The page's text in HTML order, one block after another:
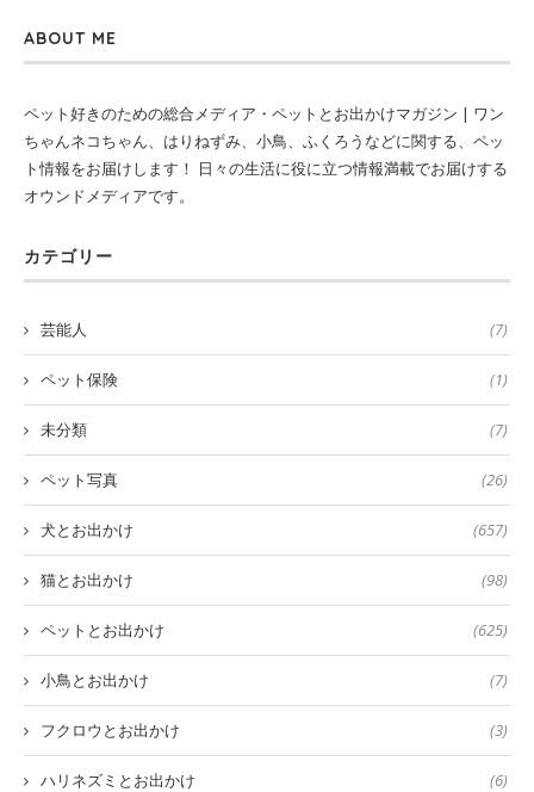
ABOUT ME
ペット好きのための総合メディア・ペットとお出かけマガジン | ワン
ちゃんネコちゃん、はりねずみ、小鳥、ふくろうなどに関する、ペッ
ト情報をお届けします！ 日々の生活に役に立つ情報満載でお届けする
オウンドメディアです。
カテゴリー
芸能人 (7)
ペット保険 (1)
未分類 (7)
ペット写真 (26)
犬とお出かけ (657)
猫とお出かけ (98)
ペットとお出かけ (625)
小鳥とお出かけ (7)
フクロウとお出かけ (3)
ハリネズミとお出かけ (6)